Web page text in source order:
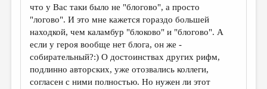
что у Вас таки было не "блогово", а просто
"логово". И это мне кажется гораздо большей
находкой, чем каламбур "блоково" и "блогово". А
если у героя вообще нет блога, он же -
собирательный?:) О достоинствах других рифм,
подлинно авторских, уже отозвались коллеги,
согласен с ними полностью. Но нужен ли этот